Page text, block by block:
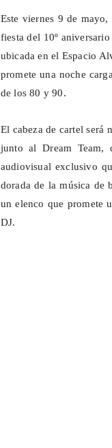
Este viernes 9 de
fiesta del 10º
ubicada en el Espacio
promete una noche
de los 80 y 90.
El cabeza de cartel será
junto alDream Team,
audiovisual exclusivo
dorada de la música de
un elenco que promete
DJ.